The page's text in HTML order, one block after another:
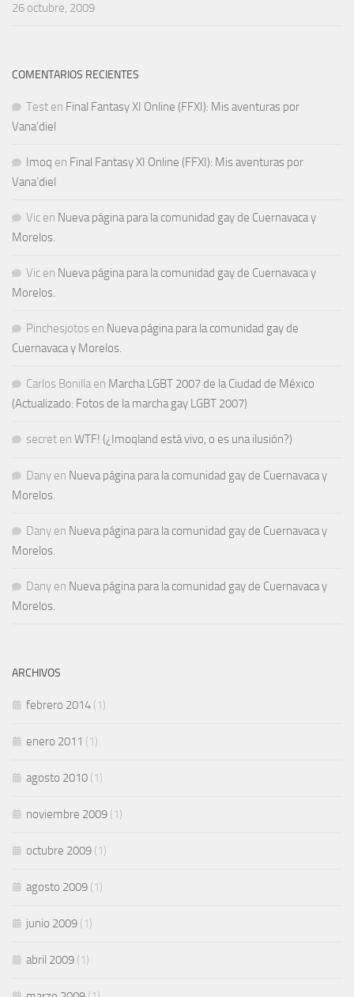
26 octubre, 2009
COMENTARIOS RECIENTES
Test en Final Fantasy XI Online (FFXI): Mis aventuras por
Vana’diel
Imoq en Final Fantasy XI Online (FFXI): Mis aventuras por
Vana’diel
Vic en Nueva página para la comunidad gay de Cuernavaca y
Morelos.
Vic en Nueva página para la comunidad gay de Cuernavaca y
Morelos.
Pinchesjotos en Nueva página para la comunidad gay de
Cuernavaca y Morelos.
Carlos Bonilla en Marcha LGBT 2007 de la Ciudad de México
(Actualizado: Fotos de la marcha gay LGBT 2007)
secret en WTF! (¿Imoqland está vivo, o es una ilusión?)
Dany en Nueva página para la comunidad gay de Cuernavaca y
Morelos.
Dany en Nueva página para la comunidad gay de Cuernavaca y
Morelos.
Dany en Nueva página para la comunidad gay de Cuernavaca y
Morelos.
ARCHIVOS
febrero 2014 (1)
enero 2011 (1)
agosto 2010 (1)
noviembre 2009 (1)
octubre 2009 (1)
agosto 2009 (1)
junio 2009 (1)
abril 2009 (1)